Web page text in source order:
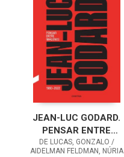
JEAN-LUC GODARD.
PENSAR ENTRE
IMÁGENES
DE LUCAS, GONZALO /
AIDELMAN FELDMAN, NÚRIA